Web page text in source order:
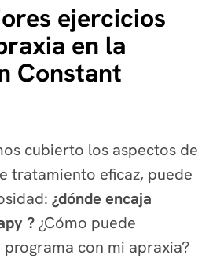
ejercicios
en la
Constant
cubierto los aspectos de
tratamiento eficaz, puede
¿dónde encaja
?¿Cómo puede
con mi apraxia?